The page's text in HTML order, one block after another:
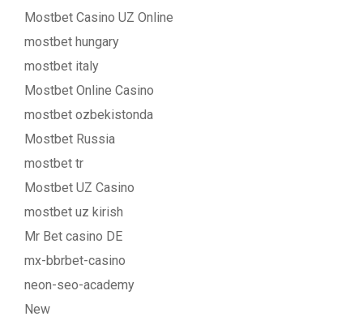
Mostbet Casino UZ Online
mostbet hungary
mostbet italy
Mostbet Online Casino
mostbet ozbekistonda
Mostbet Russia
mostbet tr
Mostbet UZ Casino
mostbet uz kirish
Mr Bet casino DE
mx-bbrbet-casino
neon-seo-academy
New